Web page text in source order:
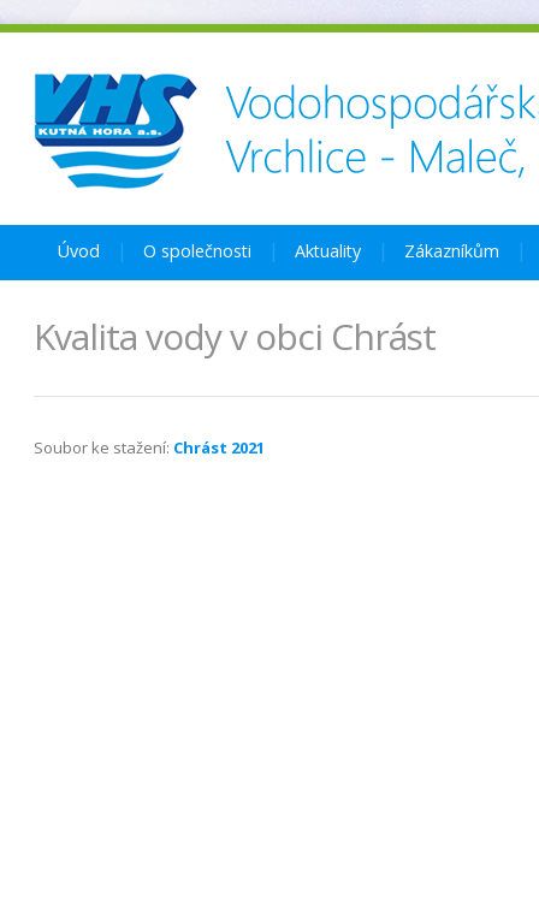
Úvod O společnosti Aktuality Zákazníkům
Kvalita vody v obci Chrást
Soubor ke stažení: Chrást 2021